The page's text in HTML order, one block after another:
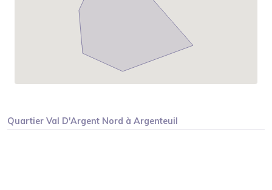
QuartierVal D'Argent Nord àArgenteuil